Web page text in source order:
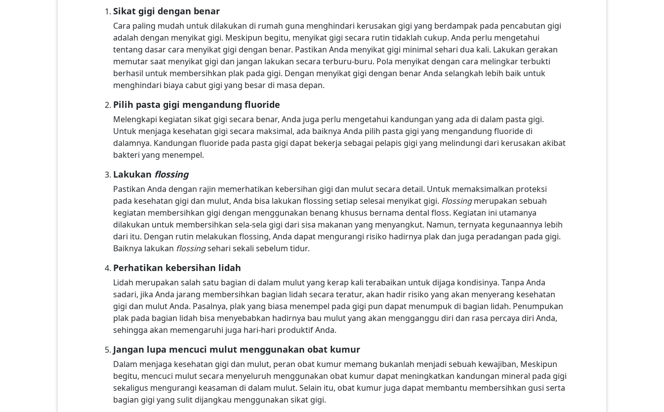
Sikat gigi dengan benar
Cara paling mudah untuk dilakukan di rumah guna menghindari kerusakan gigi yang berdampak pada pencabutan gigi
adalah dengan menyikat gigi. Meskipun begitu, menyikat gigi secara rutin tidaklah cukup. Anda perlu mengetahui
tentang dasar cara menyikat gigi dengan benar. Pastikan Anda menyikat gigi minimal sehari dua kali. Lakukan gerakan
memutar saat menyikat gigi dan jangan lakukan secara terburu-buru. Pola menyikat dengan cara melingkar terbukti
berhasil untuk membersihkan plak pada gigi. Dengan menyikat gigi dengan benar Anda selangkah lebih baik untuk
menghindari biaya cabut gigi yang besar di masa depan.
Pilih pasta gigi mengandung fluoride
Melengkapi kegiatan sikat gigi secara benar, Anda juga perlu mengetahui kandungan yang ada di dalam pasta gigi.
Untuk menjaga kesehatan gigi secara maksimal, ada baiknya Anda pilih pasta gigi yang mengandung fluoride di
dalamnya. Kandungan fluoride pada pasta gigi dapat bekerja sebagai pelapis gigi yang melindungi dari kerusakan akibat
bakteri yang menempel.
Lakukan flossing
Pastikan Anda dengan rajin memerhatikan kebersihan gigi dan mulut secara detail. Untuk memaksimalkan proteksi
pada kesehatan gigi dan mulut, Anda bisa lakukan flossing setiap selesai menyikat gigi. Flossingmerupakan sebuah
kegiatan membersihkan gigi dengan menggunakan benang khusus bernama dental floss. Kegiatan ini utamanya
dilakukan untuk membersihkan sela-sela gigi dari sisa makanan yang menyangkut. Namun, ternyata kegunaannya lebih
dari itu. Dengan rutin melakukan flossing, Anda dapat mengurangi risiko hadirnya plak dan juga peradangan pada gigi.
Baiknya lakukan flossingsehari sekali sebelum tidur.
Perhatikan kebersihan lidah
Lidah merupakan salah satu bagian di dalam mulut yang kerap kali terabaikan untuk dijaga kondisinya. Tanpa Anda
sadari, jika Anda jarang membersihkan bagian lidah secara teratur, akan hadir risiko yang akan menyerang kesehatan
gigi dan mulut Anda. Pasalnya, plak yang biasa menempel pada gigi pun dapat menumpuk di bagian lidah. Penumpukan
plak pada bagian lidah bisa menyebabkan hadirnya bau mulut yang akan mengganggu diri dan rasa percaya diri Anda,
sehingga akan memengaruhi juga hari-hari produktif Anda.
Jangan lupa mencuci mulut menggunakan obat kumur
Dalam menjaga kesehatan gigi dan mulut, peran obat kumur memang bukanlah menjadi sebuah kewajiban, Meskipun
begitu, mencuci mulut secara menyeluruh menggunakan obat kumur dapat meningkatkan kandungan mineral pada gigi
sekaligus mengurangi keasaman di dalam mulut. Selain itu, obat kumur juga dapat membantu membersihkan gusi serta
bagian gigi yang sulit dijangkau menggunakan sikat gigi.